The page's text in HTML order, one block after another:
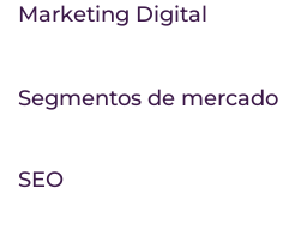
Marketing Digital
Segmentos de mercado
SEO